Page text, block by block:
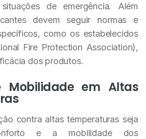
de emergência. Além
devem seguir normas e
como os estabelecidos
Fire Protection Association),
dos produtos.
Mobilidade em Altas
contra altas temperaturas seja
e a mobilidade dos